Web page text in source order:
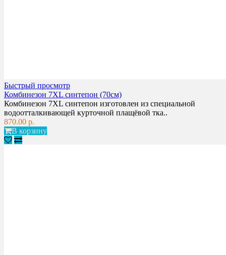
Быстрый просмотр
Комбинезон 7XL синтепон (70см)
Комбинезон 7XL синтепон изготовлен из специальной
водоотталкивающей курточной плащёвой тка..
870.00 р.
В корзину